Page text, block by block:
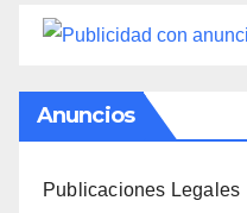
Anuncios
Publicaciones Legales